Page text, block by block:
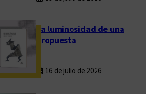
La luminosidad de una
propuesta
16 de julio de 2026